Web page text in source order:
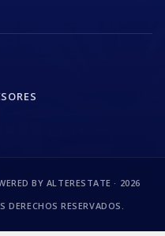
BY ALTERESTATE · 2026
RESERVADOS.